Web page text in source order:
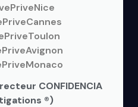
CONFIDENCIA
®)